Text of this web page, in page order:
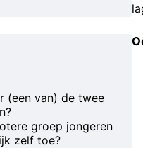
(een van) de twee
groep jongeren
zelf toe?